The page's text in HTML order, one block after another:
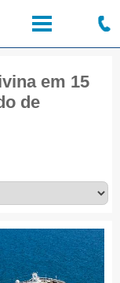
em 15
de